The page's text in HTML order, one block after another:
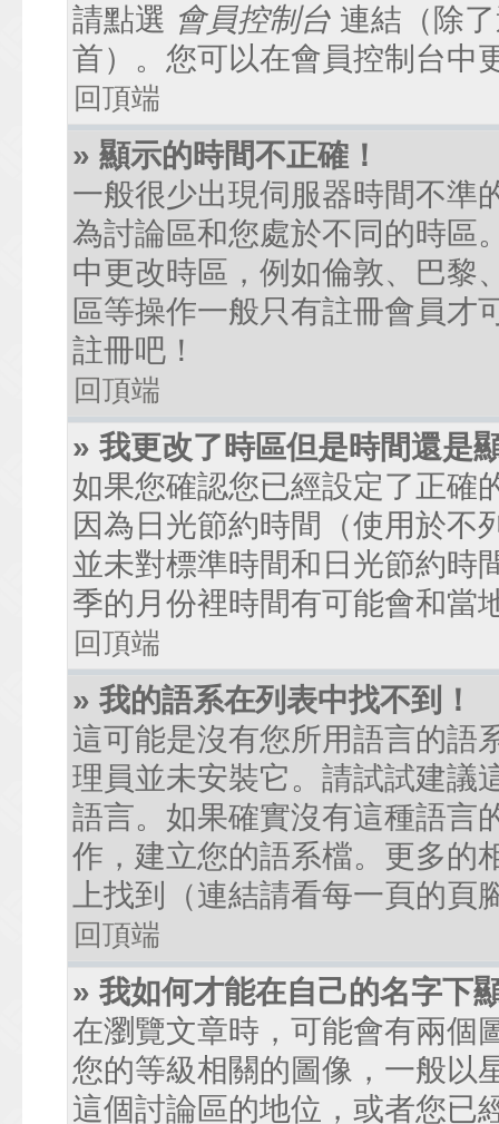
請點選 會員控制台 連結（除
首）。您可以在會員控制台中
回頂端
» 顯示的時間不正確！
一般很少出現伺服器時間不準
為討論區和您處於不同的時區
中更改時區，例如倫敦、巴黎
區等操作一般只有註冊會員才
註冊吧！
回頂端
» 我更改了時區但是時間還是
如果您確認您已經設定了正確
因為日光節約時間（使用於不
並未對標準時間和日光節約時
季的月份裡時間有可能會和當
回頂端
» 我的語系在列表中找不到！
這可能是沒有您所用語言的語
理員並未安裝它。請試試建議
語言。如果確實沒有這種語言
作，建立您的語系檔。更多的
上找到（連結請看每一頁的頁
回頂端
» 我如何才能在自己的名字下
在瀏覽文章時，可能會有兩個
您的等級相關的圖像，一般以
這個討論區的地位，或者您已